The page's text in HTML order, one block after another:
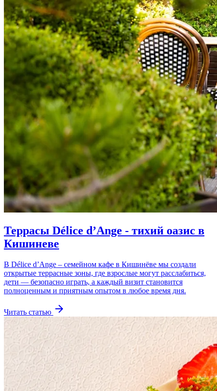
Террасы Délice d’Ange - тихий оазис в
Кишиневе
В Délice d’Ange – семейном кафе в Кишинёве мы создали
открытые террасные зоны, где взрослые могут расслабиться,
дети — безопасно играть, а каждый визит становится
полноценным и приятным опытом в любое время дня.
Читать статью